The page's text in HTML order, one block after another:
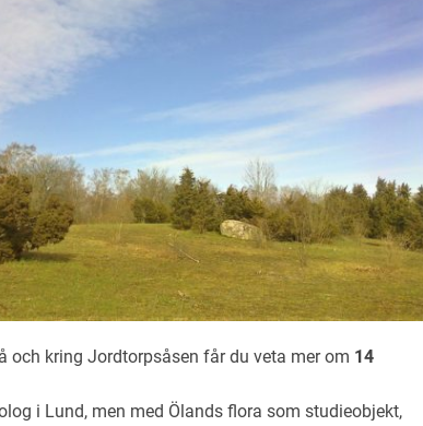
och kring Jordtorpsåsen får du veta mer om 14
i Lund, men med Ölands flora som studieobjekt,